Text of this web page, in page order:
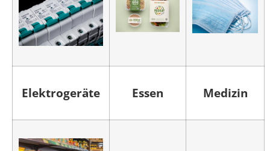
Elektrogeräte Essen Medizin